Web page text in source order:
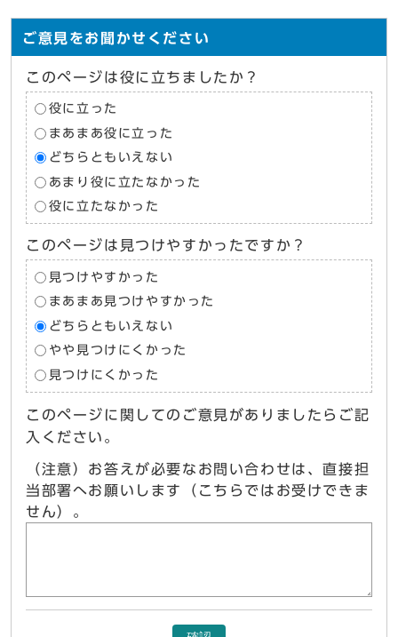
ご意見をお聞かせください
このページは役に立ちましたか？
役に立った
まあまあ役に立った
どちらともいえない
あまり役に立たなかった
役に立たなかった
このページは見つけやすかったですか？
見つけやすかった
まあまあ見つけやすかった
どちらともいえない
やや見つけにくかった
見つけにくかった
このページに関してのご意見がありましたらご記
入ください。
（注意）お答えが必要なお問い合わせは、直接担
当部署へお願いします（こちらではお受けできま
せん）。